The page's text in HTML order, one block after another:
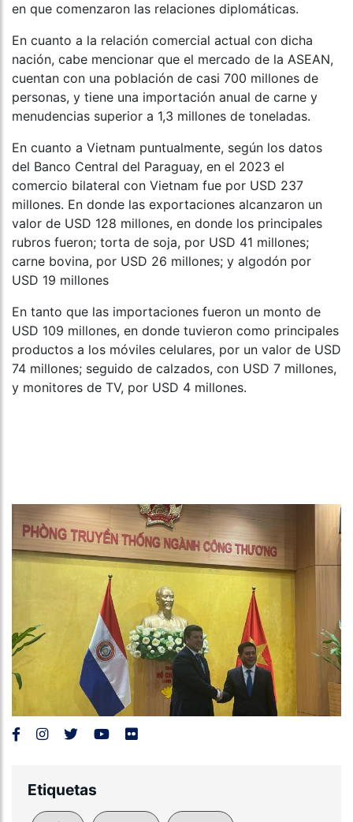
en que comenzaron las relaciones diplomáticas.
En cuanto a la relación comercial actual con dicha
nación, cabe mencionar que el mercado de la ASEAN,
cuentan con una población de casi 700 millones de
personas, y tiene una importación anual de carne y
menudencias superior a 1,3 millones de toneladas.
En cuanto a Vietnam puntualmente, según los datos
del Banco Central del Paraguay, en el 2023 el
comercio bilateral con Vietnam fue por USD 237
millones. En donde las exportaciones alcanzaron un
valor de USD 128 millones, en donde los principales
rubros fueron; torta de soja, por USD 41 millones;
carne bovina, por USD 26 millones; y algodón por
USD 19 millones
En tanto que las importaciones fueron un monto de
USD 109 millones, en donde tuvieron como principales
productos a los móviles celulares, por un valor de USD
74 millones; seguido de calzados, con USD 7 millones,
y monitores de TV, por USD 4 millones.
Etiquetas